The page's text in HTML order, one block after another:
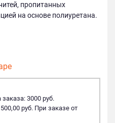
пропитанных
на основе полиуретана.
3000 руб.
руб. При заказе от